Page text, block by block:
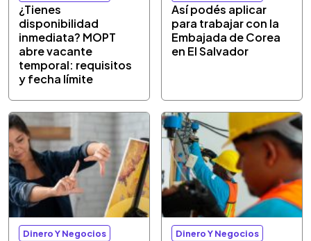
¿Tienes
disponibilidad
inmediata? MOPT
abre vacante
temporal: requisitos
y fecha límite
Así podés aplicar
para trabajar con la
Embajada de Corea
en El Salvador
Dinero Y Negocios Dinero Y Negocios